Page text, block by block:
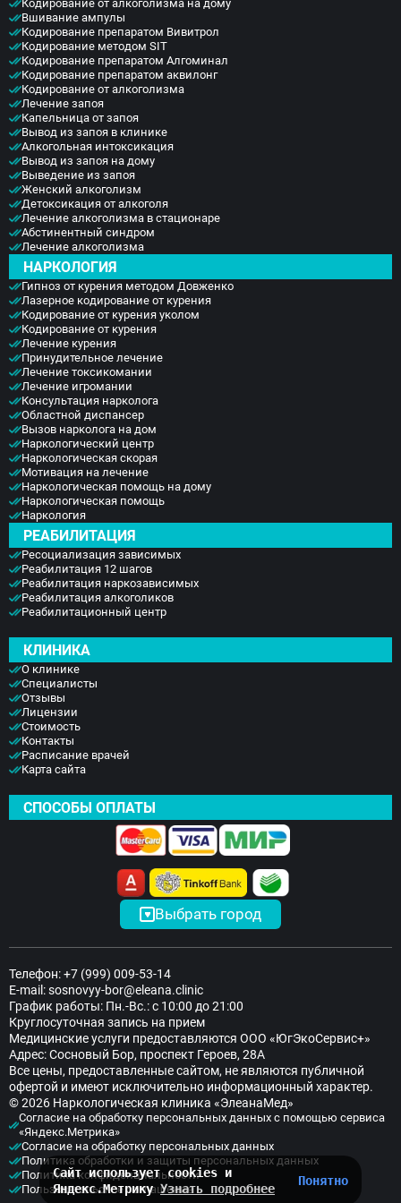
Здравствуйте! Готова помочь
вам. Напишите мне, если у
вас появятся вопросы.
Сайт использует cookies и
Яндекс.МетрикуУзнать подробнее
Понятно
Кодирование от алкоголизма на дому
Вшивание ампулы
Кодирование препаратом Вивитрол
Кодирование методом SIT
Кодирование препаратом Алгоминал
Кодирование препаратом аквилонг
Кодирование от алкоголизма
Лечение запоя
Капельница от запоя
Вывод из запоя в клинике
Алкогольная интоксикация
Вывод из запоя на дому
Выведение из запоя
Женский алкоголизм
Детоксикация от алкоголя
Лечение алкоголизма в стационаре
Абстинентный синдром
Лечение алкоголизма
НАРКОЛОГИЯ
Гипноз от курения методом Довженко
Лазерное кодирование от курения
Кодирование от курения уколом
Кодирование от курения
Лечение курения
Принудительное лечение
Лечение токсикомании
Лечение игромании
Консультация нарколога
Областной диспансер
Вызов нарколога на дом
Наркологический центр
Наркологическая скорая
Мотивация на лечение
Наркологическая помощь на дому
Наркологическая помощь
Наркология
РЕАБИЛИТАЦИЯ
Ресоциализация зависимых
Реабилитация 12 шагов
Реабилитация наркозависимых
Реабилитация алкоголиков
Реабилитационный центр
КЛИНИКА
О клинике
Специалисты
Отзывы
Лицензии
Стоимость
Контакты
Расписание врачей
Карта сайта
СПОСОБЫ ОПЛАТЫ
Выбрать город
Телефон:+7 (999) 009-53-14
E-mail:sosnovyy-bor@eleana.clinic
График работы: Пн.-Вс.: с 10:00 до 21:00
Круглосуточная запись на прием
Медицинские услуги предоставляются ООО «ЮгЭкоСервис+»
Адрес: Сосновый Бор, проспект Героев, 28А
Все цены, предоставленные сайтом, не являются публичной
офертой и имеют исключительно информационный характер.
© 2026 Наркологическая клиника «ЭлеанаМед»
Согласие на обработку персональных данных с помощью сервиса
«Яндекс.Метрика»
Согласие на обработку персональных данных
Политика обработки и защиты персональных данных
Политика конфиденциальности
Пользовательское соглашение